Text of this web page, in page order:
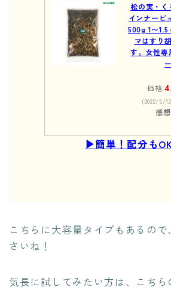
松の実・く
インナービ
500g 1〜
マはすり
す。女性専
価格:
(2022/5/
感
▶︎簡単！配分も
こちらに大容量タイプもあるの
さいね！
気長に試してみたい方は、こち